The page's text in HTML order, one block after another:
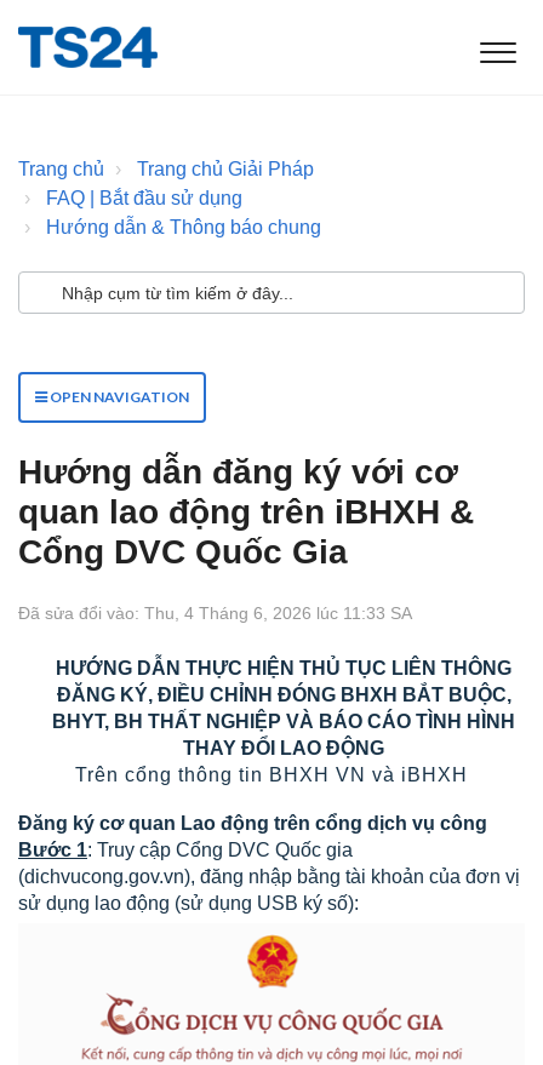
Trang chủ
Trang chủ Giải Pháp
FAQ | Bắt đầu sử dụng
Hướng dẫn & Thông báo chung
OPEN NAVIGATION
Hướng dẫn đăng ký với cơ
quan lao động trên iBHXH &
Cổng DVC Quốc Gia
Đã sửa đổi vào: Thu, 4 Tháng 6, 2026 lúc 11:33 SA
HƯỚNG DẪN THỰC HIỆN THỦ TỤC LIÊN THÔNG
ĐĂNG KÝ, ĐIỀU CHỈNH ĐÓNG BHXH BẮT BUỘC,
BHYT, BH THẤT NGHIỆP VÀ BÁO CÁO TÌNH HÌNH
THAY ĐỔI LAO ĐỘNG
Trên cổng thông tin BHXH VN và iBHXH
Đăng ký cơ quan Lao động trên cổng dịch vụ công
Bước 1: Truy cập Cổng DVC Quốc gia
(dichvucong.gov.vn), đăng nhập bằng tài khoản của đơn vị
sử dụng lao động (sử dụng USB ký số):